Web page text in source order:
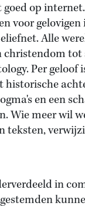
op
voor gelovigen
Alle
christendom
Per geloof
en een
Wie meer wil
teksten,
in